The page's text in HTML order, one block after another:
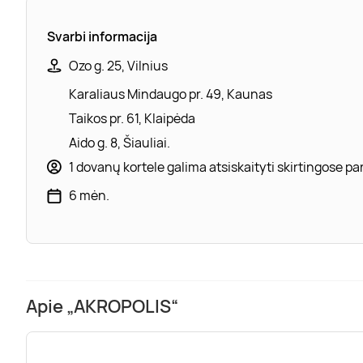
Svarbi informacija
Ozo g. 25, Vilnius
Karaliaus Mindaugo pr. 49, Kaunas
Taikos pr. 61, Klaipėda
Aido g. 8, Šiauliai.
1 dovanų kortele galima atsiskaityti skirtingose
6 mėn.
Apie „AKROPOLIS“